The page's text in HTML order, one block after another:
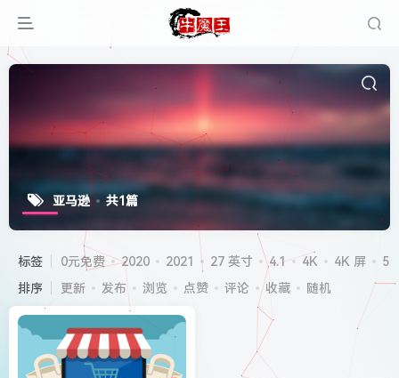
亚马逊 共1篇
标签 0元免费 2020 2021 27 英寸 4.1 4K 4K 屏
5G
排序
更新 发布 浏览 点赞 评论 收藏 随机